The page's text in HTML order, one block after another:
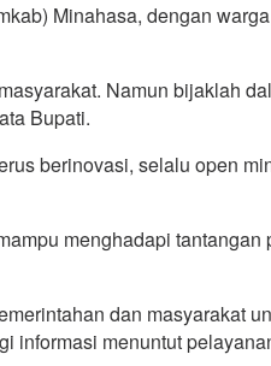
Minahasa, dengan
Namun bijaklah
Bupati.
berinovasi, selalu open
menghadapi
dan masyarakat
informasi menuntut